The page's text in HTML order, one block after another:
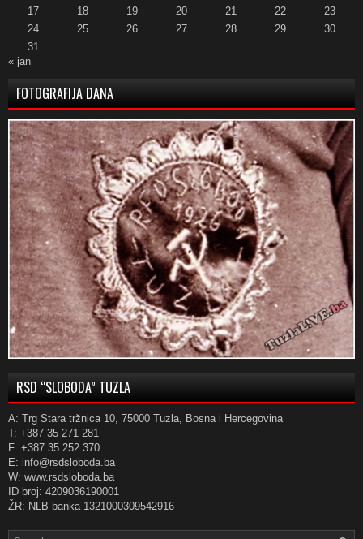
17
18 19 20 21 22
23
24
25 26 27 28 29
30
31
« jan
FOTOGRAFIJA DANA
RSD “SLOBODA” TUZLA
A: Trg Stara tržnica 10, 75000 Tuzla, Bosna i Hercegovina
T: +387 35 271 281
F: +387 35 252 370
E: info@rsdsloboda.ba
W: www.rsdsloboda.ba
ID broj: 4209036190001
ŽR: NLB banka 1321000309542916